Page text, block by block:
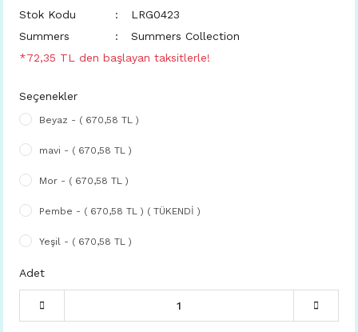
Stok Kodu
LRG0423
Summers
Summers Collection
*72,35 TL den başlayan taksitlerle!
Seçenekler
Beyaz - ( 670,58 TL )
mavi - ( 670,58 TL )
Mor - ( 670,58 TL )
Pembe - ( 670,58 TL ) ( TÜKENDİ )
Yeşil - ( 670,58 TL )
Adet